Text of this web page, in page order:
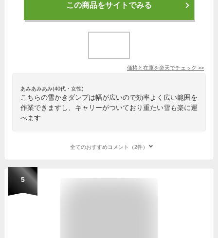
この商品をサイトでみる
価格と在庫を楽天でチェック >>
あみあみあみ(40代・女性)
こちらの雪かきダンプは幅が広いので効率よく広い範囲を
作業できますし、キャリーがついており重たい雪も楽に運
べます
全てのおすすめコメント（2件）
5